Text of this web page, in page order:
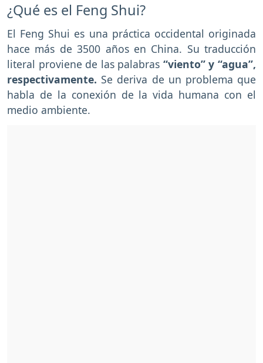
¿Qué es el Feng Shui?
El Feng Shui es una práctica occidental originada
hace más de 3500 años en China. Su traducción
literal proviene de las palabras “viento” y “agua”,
respectivamente. Se deriva de un problema que
habla de la conexión de la vida humana con el
medio ambiente.